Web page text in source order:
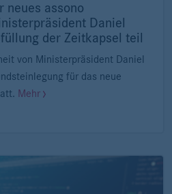
neues assono
Daniel
der Zeitkapsel teil
von Ministerpräsident Daniel
für das neue
Mehr